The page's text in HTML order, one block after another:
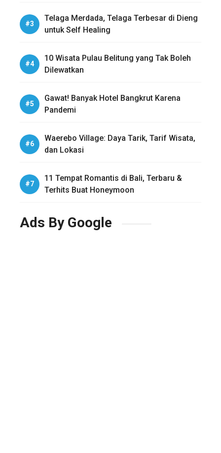
Telaga Merdada, Telaga Terbesar di Dieng
untuk Self Healing
10 Wisata Pulau Belitung yang Tak Boleh
Dilewatkan
Gawat! Banyak Hotel Bangkrut Karena
Pandemi
Waerebo Village: Daya Tarik, Tarif Wisata,
dan Lokasi
11 Tempat Romantis di Bali, Terbaru &
Terhits Buat Honeymoon
Ads By Google